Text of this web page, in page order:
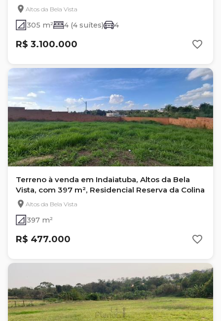
Paradiso
Altos da Bela Vista
305 m² 4 (4 suítes) 4
R$ 3.100.000
Terreno à venda em Indaiatuba, Altos da Bela
Vista, com 397 m², Residencial Reserva da Colina
Altos da Bela Vista
397 m²
R$ 477.000